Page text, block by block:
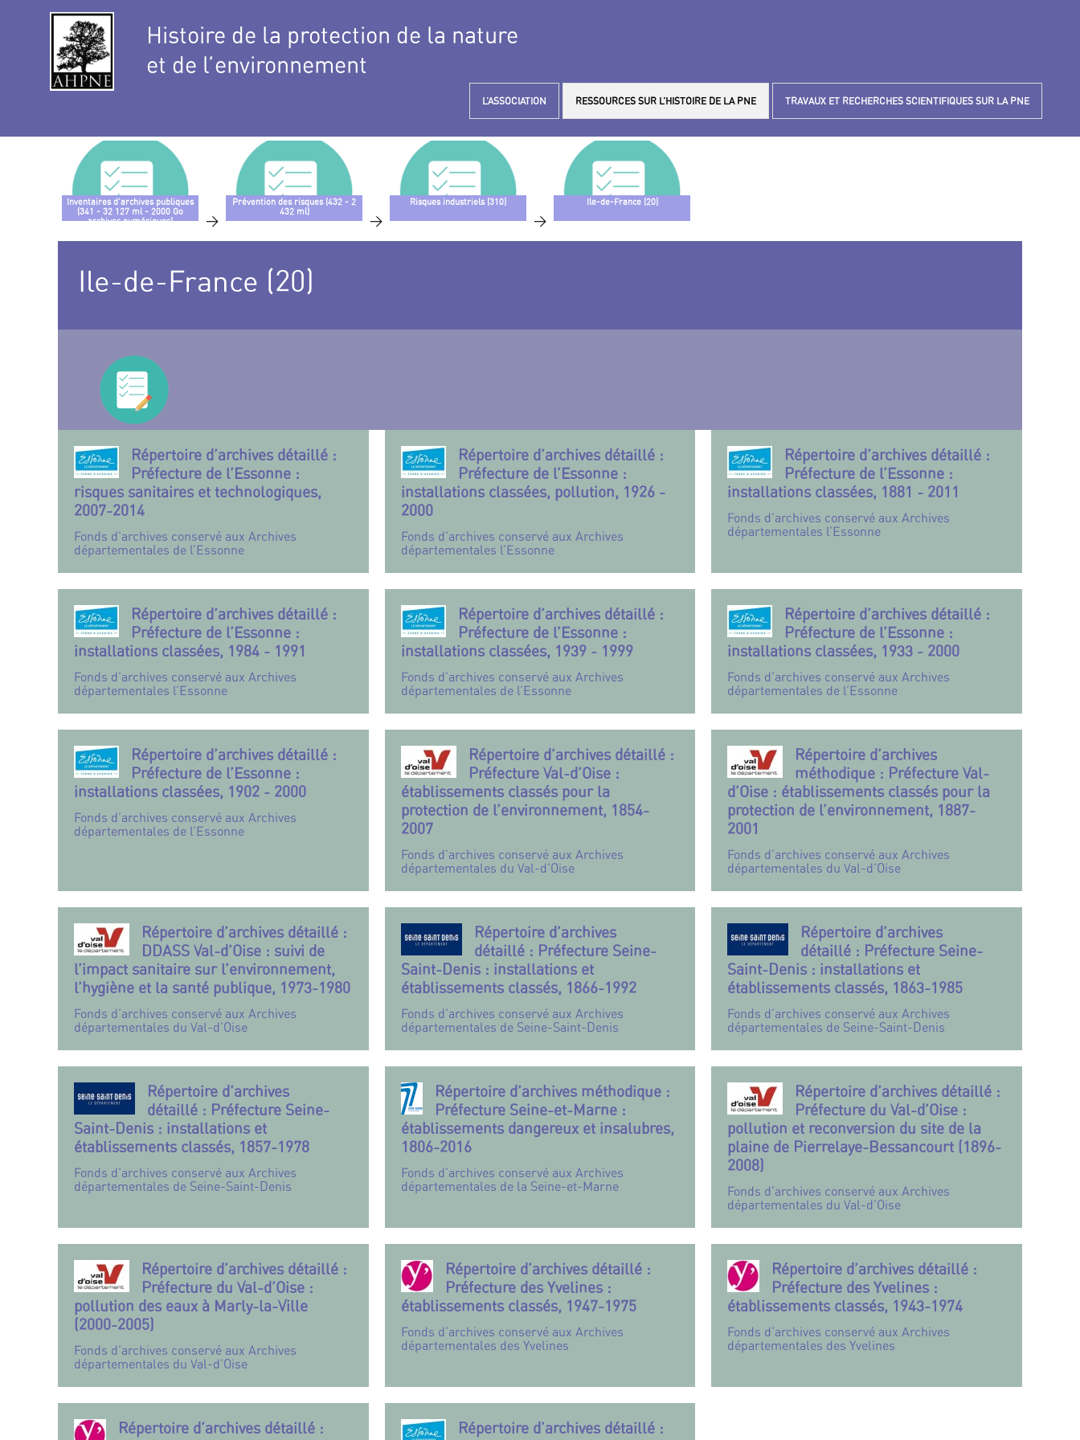
Histoire de la protection de la nature
et de l’environnement
L’ASSOCIATION RESSOURCES SUR L’HISTOIRE DE LA PNE TRAVAUX ET RECHERCHES SCIENTIFIQUES SUR LA PNE
Inventaires d’archives publiques
(341 - 32 127 ml - 2000 Go
archives numériques)
>
Prévention des risques (432 - 2
432 ml)
>
Risques industriels (310)
>
Ile-de-France (20)
Ile-de-France (20)
Répertoire d’archives détaillé :
Préfecture de l’Essonne :
risques sanitaires et technologiques,
2007-2014
Fonds d’archives conservé aux Archives
départementales de l’Essonne
Répertoire d’archives détaillé :
Préfecture de l’Essonne :
installations classées, pollution, 1926 -
2000
Fonds d’archives conservé aux Archives
départementales l’Essonne
Répertoire d’archives détaillé :
Préfecture de l’Essonne :
installations classées, 1881 - 2011
Fonds d’archives conservé aux Archives
départementales l’Essonne
Répertoire d’archives détaillé :
Préfecture de l’Essonne :
installations classées, 1984 - 1991
Fonds d’archives conservé aux Archives
départementales l’Essonne
Répertoire d’archives détaillé :
Préfecture de l’Essonne :
installations classées, 1939 - 1999
Fonds d’archives conservé aux Archives
départementales de l’Essonne
Répertoire d’archives détaillé :
Préfecture de l’Essonne :
installations classées, 1933 - 2000
Fonds d’archives conservé aux Archives
départementales de l’Essonne
Répertoire d’archives détaillé :
Préfecture de l’Essonne :
installations classées, 1902 - 2000
Fonds d’archives conservé aux Archives
départementales de l’Essonne
Répertoire d’archives détaillé :
Préfecture Val-d’Oise :
établissements classés pour la
protection de l’environnement, 1854-
2007
Fonds d’archives conservé aux Archives
départementales du Val-d’Oise
Répertoire d’archives
méthodique : Préfecture Val-
d’Oise : établissements classés pour la
protection de l’environnement, 1887-
2001
Fonds d’archives conservé aux Archives
départementales du Val-d’Oise
Répertoire d’archives détaillé :
DDASS Val-d’Oise : suivi de
l’impact sanitaire sur l’environnement,
l’hygiène et la santé publique, 1973-1980
Fonds d’archives conservé aux Archives
départementales du Val-d’Oise
Répertoire d’archives
détaillé : Préfecture Seine-
Saint-Denis : installations et
établissements classés, 1866-1992
Fonds d’archives conservé aux Archives
départementales de Seine-Saint-Denis
Répertoire d’archives
détaillé : Préfecture Seine-
Saint-Denis : installations et
établissements classés, 1863-1985
Fonds d’archives conservé aux Archives
départementales de Seine-Saint-Denis
Répertoire d’archives
détaillé : Préfecture Seine-
Saint-Denis : installations et
établissements classés, 1857-1978
Fonds d’archives conservé aux Archives
départementales de Seine-Saint-Denis
Répertoire d’archives méthodique :
Préfecture Seine-et-Marne :
établissements dangereux et insalubres,
1806-2016
Fonds d’archives conservé aux Archives
départementales de la Seine-et-Marne
Répertoire d’archives détaillé :
Préfecture du Val-d’Oise :
pollution et reconversion du site de la
plaine de Pierrelaye-Bessancourt (1896-
2008)
Fonds d’archives conservé aux Archives
départementales du Val-d’Oise
Répertoire d’archives détaillé :
Préfecture du Val-d’Oise :
pollution des eaux à Marly-la-Ville
(2000-2005)
Fonds d’archives conservé aux Archives
départementales du Val-d’Oise
Répertoire d’archives détaillé :
Préfecture des Yvelines :
établissements classés, 1947-1975
Fonds d’archives conservé aux Archives
départementales des Yvelines
Répertoire d’archives détaillé :
Préfecture des Yvelines :
établissements classés, 1943-1974
Fonds d’archives conservé aux Archives
départementales des Yvelines
Répertoire d’archives détaillé :
Répertoire d’archives détaillé :